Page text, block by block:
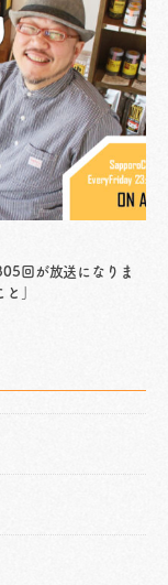
回が放送になりま
」